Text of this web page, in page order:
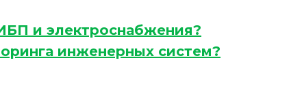
и электроснабжения?
инженерных систем?